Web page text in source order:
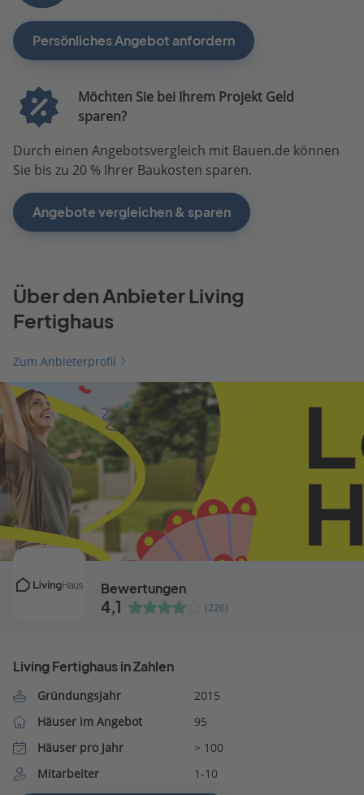
Persönliches Angebot anfordern
Möchten Sie bei Ihrem Projekt Geld
sparen?
Durch einen Angebotsvergleich mit Bauen.de können
Sie bis zu 20 % Ihrer Baukosten sparen.
Angebote vergleichen & sparen
Über den Anbieter Living
Fertighaus
Zum Anbieterprofil
Bewertungen
4,1 (226)
Living Fertighaus in Zahlen
Gründungsjahr
2015
Häuser im Angebot
95
Häuser pro Jahr
> 100
Mitarbeiter
1-10